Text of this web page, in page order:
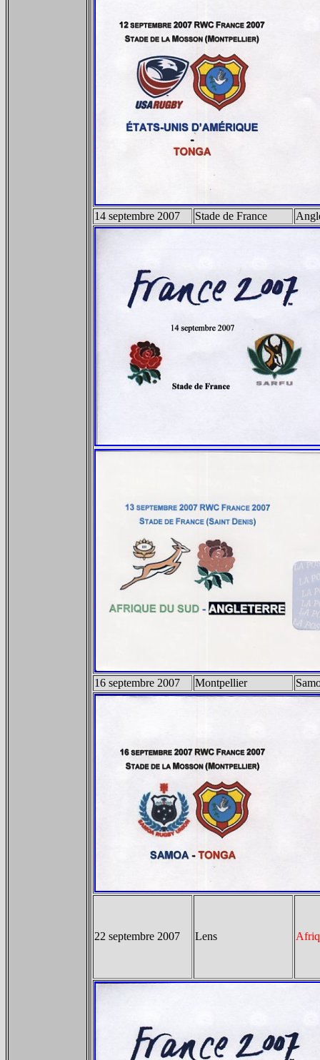
14 septembre 2007 Stade de France
16 septembre 2007 Montpellier
22 septembre 2007 Lens